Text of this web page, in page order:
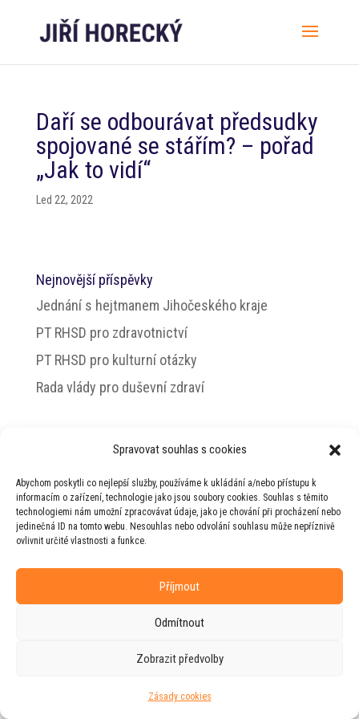
Spravovat souhlas s cookies
Abychom poskytli co nejlepší služby, používáme k ukládání a/nebo přístupu k
informacím o zařízení, technologie jako jsou soubory cookies. Souhlas s těmito
technologiemi nám umožní zpracovávat údaje, jako je chování při procházení nebo
jedinečná ID na tomto webu. Nesouhlas nebo odvolání souhlasu může nepříznivě
ovlivnit určité vlastnosti a funkce.
Příjmout
Odmítnout
Zobrazit předvolby
Zásady cookies
Daří se odbourávat předsudky
spojované se stářím? – pořad
„Jak to vidí“
Led 22, 2022
Nejnovější příspěvky
Jednání s hejtmanem Jihočeského kraje
PT RHSD pro zdravotnictví
PT RHSD pro kulturní otázky
Rada vlády pro duševní zdraví
Horeckého
Web vytvořila firmaRUDIve spolupráci s
agenturou